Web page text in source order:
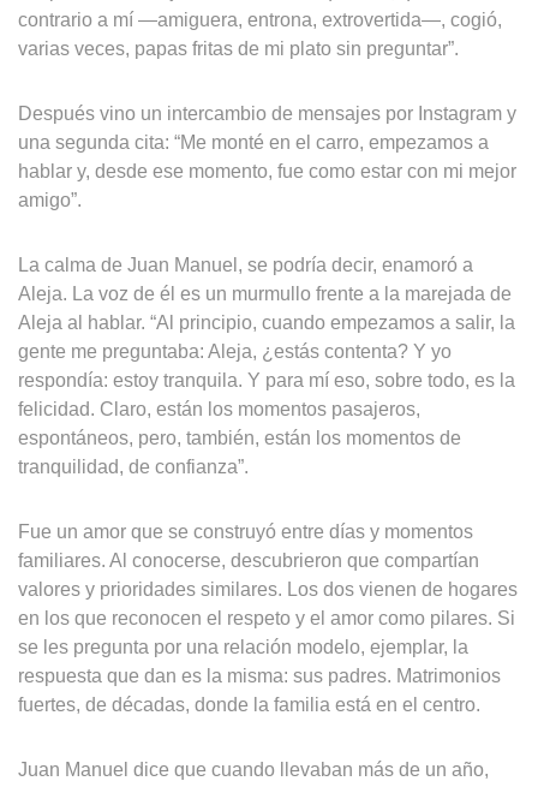
contrario a mí —amiguera, entrona, extrovertida—, cogió,
varias veces, papas fritas de mi plato sin preguntar”.
Después vino un intercambio de mensajes por Instagram y
una segunda cita: “Me monté en el carro, empezamos a
hablar y, desde ese momento, fue como estar con mi mejor
amigo”.
La calma de Juan Manuel, se podría decir, enamoró a
Aleja. La voz de él es un murmullo frente a la marejada de
Aleja al hablar. “Al principio, cuando empezamos a salir, la
gente me preguntaba: Aleja, ¿estás contenta? Y yo
respondía: estoy tranquila. Y para mí eso, sobre todo, es la
felicidad. Claro, están los momentos pasajeros,
espontáneos, pero, también, están los momentos de
tranquilidad, de confianza”.
Fue un amor que se construyó entre días y momentos
familiares. Al conocerse, descubrieron que compartían
valores y prioridades similares. Los dos vienen de hogares
en los que reconocen el respeto y el amor como pilares. Si
se les pregunta por una relación modelo, ejemplar, la
respuesta que dan es la misma: sus padres. Matrimonios
fuertes, de décadas, donde la familia está en el centro.
Juan Manuel dice que cuando llevaban más de un año,